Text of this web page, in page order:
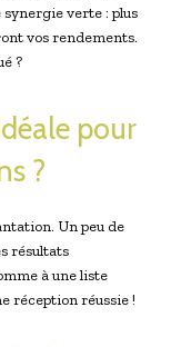
synergie verte : plus
vos rendements.
?
pour
?
Un peu de
résultats
à une liste
réception réussie !